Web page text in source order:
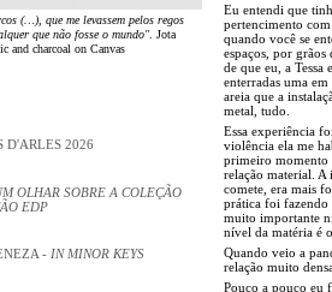
(…), que me levassem pelos regos
que não fosse o mundo" . Jota
and charcoal on Canvas
D'ARLES 2026
OLHAR SOBRE A COLEÇÃO
EDP
- IN MINOR KEYS
Eu entendi que
pertencimento
quando você se
espaços, por grãos
de que eu, a Tessa
enterradas uma
areia que a
metal, tudo.
Essa experiência
violência ela me
primeiro momento
relação material. A
comete, era mais
prática foi fazendo
muito importante
nível da matéria é
Quando veio a
relação muito
Pouco a pouco eu